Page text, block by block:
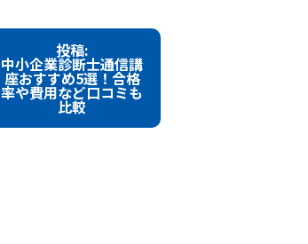
投稿:
中小企業診断士通信講
座おすすめ5選！合格
率や費用など口コミも
比較